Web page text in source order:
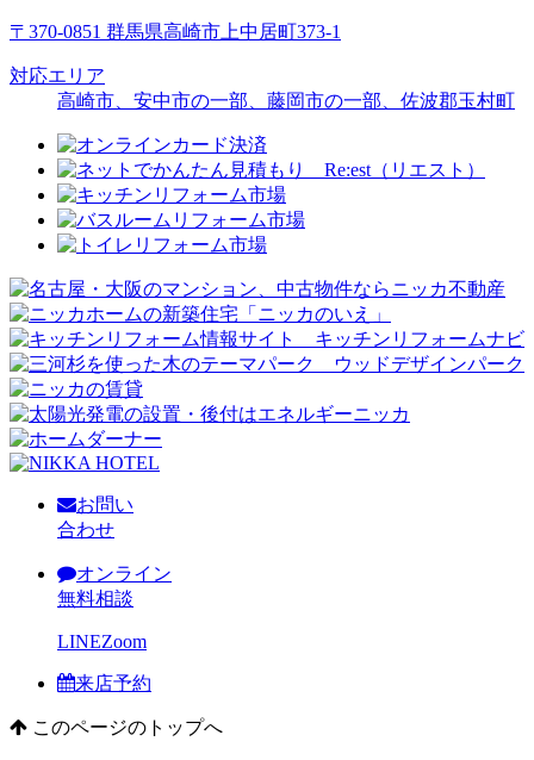
〒370-0851 群馬県高崎市上中居町373-1
対応エリア
高崎市、安中市の一部、藤岡市の一部、佐波郡玉村町
お問い
合わせ
オンライン
無料相談
LINEZoom
来店予約
このページのトップへ